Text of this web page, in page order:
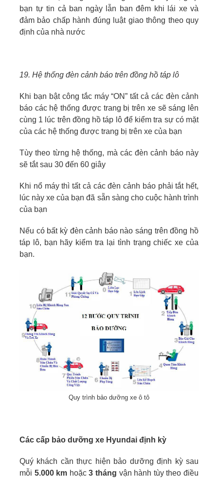
bạn tự tin cả ban ngày lẫn ban đêm khi lái xe và
đảm bảo chấp hành đúng luật giao thông theo quy
định của nhà nước
19. Hệ thống đèn cảnh báo trên đồng hồ táp lô
Khi bạn bật công tắc máy “ON” tất cả các đèn cảnh
báo các hệ thống được trang bị trên xe sẽ sáng lên
cùng 1 lúc trên đồng hồ táp lô để kiểm tra sự có mặt
của các hệ thống được trang bị trên xe của bạn
Tùy theo từng hệ thống, mà các đèn cảnh báo này
sẽ tắt sau 30 đến 60 giây
Khi nổ máy thì tất cả các đèn cảnh báo phải tắt hết,
lúc này xe của bạn đã sẵn sàng cho cuộc hành trình
của bạn
Nếu có bất kỳ đèn cảnh báo nào sáng trên đồng hồ
táp lô, bạn hãy kiểm tra lại tình trạng chiếc xe của
bạn.
Quy trình bảo dưỡng xe ô tô
Các cấp bảo dưỡng xe Hyundai định kỳ
Quý khách cần thực hiện bảo dưỡng định kỳ sau
mỗi 5.000 km hoặc3 tháng vận hành tùy theo điều